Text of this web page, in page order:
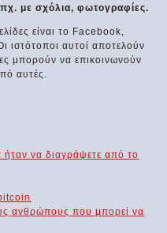
με σχόλια, φωτογραφίες.
είναι το Facebook,
αυτοί αποτελούν
μπορούν να επικοινωνούν
αυτές.
να διαγράψετε από το
ανθρώπους που μπορεί να